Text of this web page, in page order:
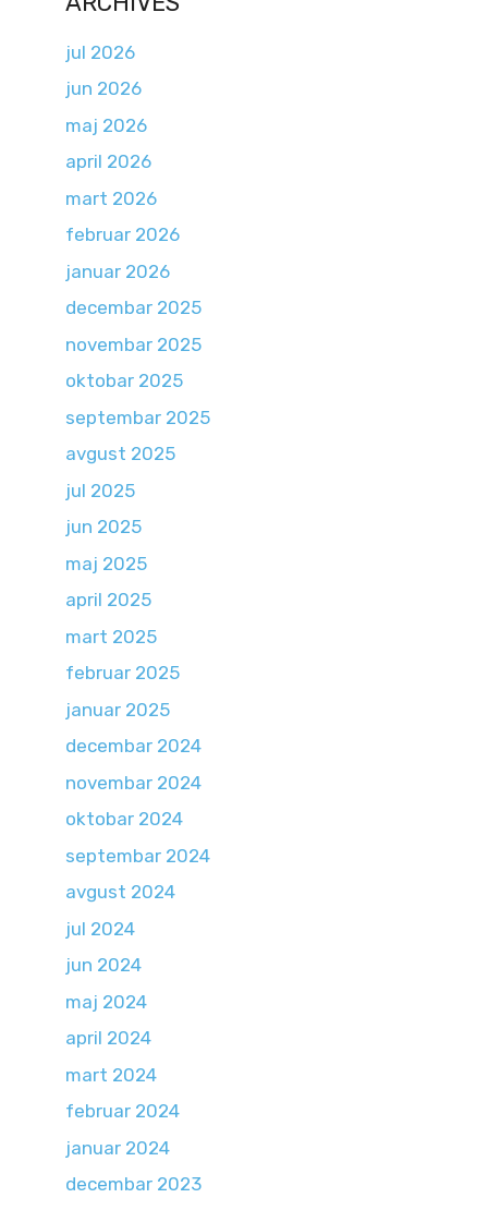
jul 2026
jun 2026
maj 2026
april 2026
mart 2026
februar 2026
januar 2026
decembar 2025
novembar 2025
oktobar 2025
septembar 2025
avgust 2025
jul 2025
jun 2025
maj 2025
april 2025
mart 2025
februar 2025
januar 2025
decembar 2024
novembar 2024
oktobar 2024
septembar 2024
avgust 2024
jul 2024
jun 2024
maj 2024
april 2024
mart 2024
februar 2024
januar 2024
decembar 2023